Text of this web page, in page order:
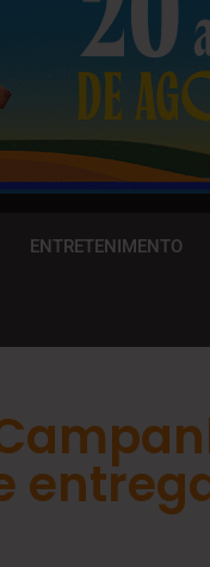
ENTRETENIMENTO